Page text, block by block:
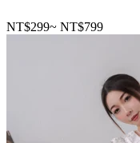
NT$299~ NT$799